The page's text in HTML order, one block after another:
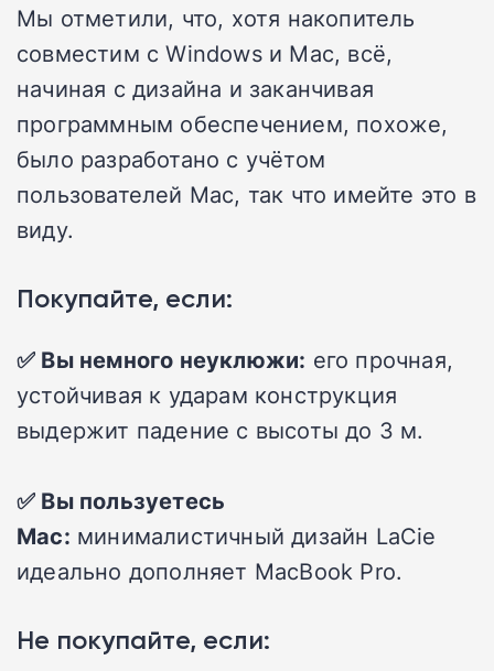
Мы отметили, что, хотя накопитель
совместим с Windows и Mac, всё,
начиная с дизайна и заканчивая
программным обеспечением, похоже,
было разработано с учётом
пользователей Mac, так что имейте это в
виду.
Покупайте, если:
✅ Вы немного неуклюжи: его прочная,
устойчивая к ударам конструкция
выдержит падение с высоты до 3 м.
✅ Вы пользуетесь
Mac: минималистичный дизайн LaCie
идеально дополняет MacBook Pro.
Не покупайте, если: